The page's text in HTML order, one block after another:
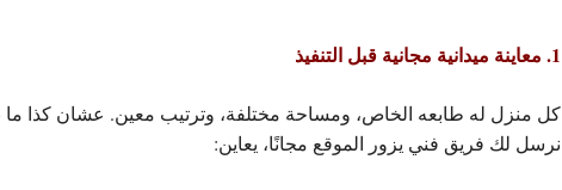
1. معاينة ميدانية مجانية قبل التنفيذ
كل منزل له طابعه الخاص، ومساحة مختلفة، وترتيب معين. عشان كذا ما
نرسل لك فريق فني يزور الموقع مجانًا، يعاين: